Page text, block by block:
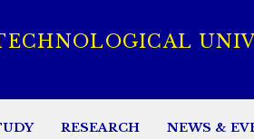
RESEARCH NEWS &